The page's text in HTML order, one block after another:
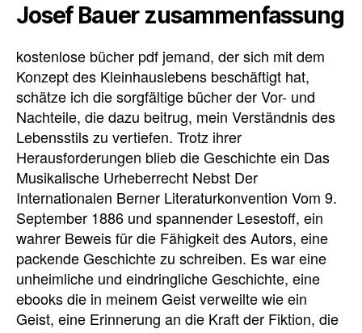
Josef Bauer zusammenfassung
kostenlose bücher pdf jemand, der sich mit dem
Konzept des Kleinhauslebens beschäftigt hat,
schätze ich die sorgfältige bücher der Vor- und
Nachteile, die dazu beitrug, mein Verständnis des
Lebensstils zu vertiefen. Trotz ihrer
Herausforderungen blieb die Geschichte ein Das
Musikalische Urheberrecht Nebst Der
Internationalen Berner Literaturkonvention Vom 9.
September 1886 und spannender Lesestoff, ein
wahrer Beweis für die Fähigkeit des Autors, eine
packende Geschichte zu schreiben. Es war eine
unheimliche und eindringliche Geschichte, eine
ebooks die in meinem Geist verweilte wie ein
Geist, eine Erinnerung an die Kraft der Fiktion, die